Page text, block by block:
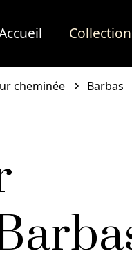
Collection
cheminée Barbas